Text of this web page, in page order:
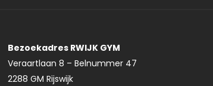
Bezoekadres RWIJK GYM
Veraartlaan 8 – Belnummer 47
2288 GM Rijswijk